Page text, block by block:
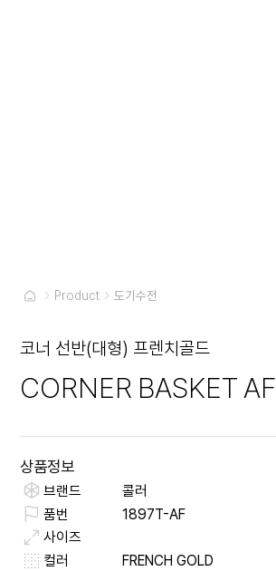
Product 도기수전
코너 선반(대형) 프렌치골드
CORNER BASKET AF
상품정보
브랜드
콜러
품번
1897T-AF
사이즈
컬러
FRENCH GOLD